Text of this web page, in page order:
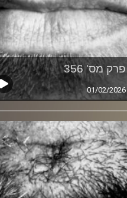
פרק מס' 356
01/02/2026